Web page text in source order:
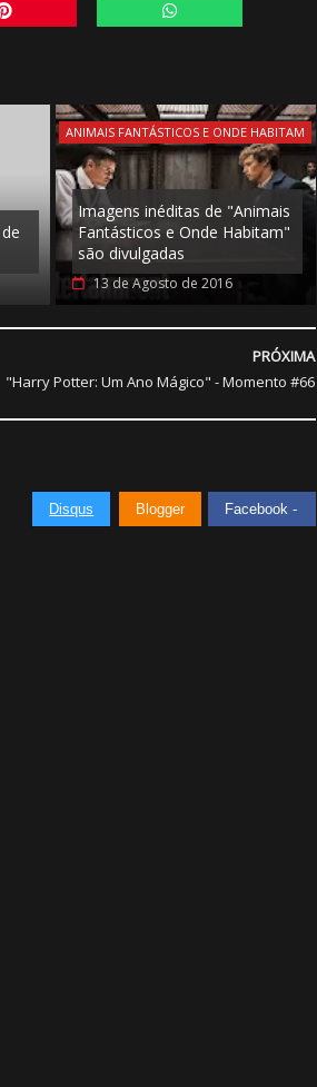
ANIMAIS FANTÁSTICOS E ONDE HABITAM
Imagens inéditas de "Animais
Fantásticos e Onde Habitam"
são divulgadas
13 de Agosto de 2016
PRÓXIMA
"Harry Potter: Um Ano Mágico" - Momento #66
Disqus Blogger Facebook -